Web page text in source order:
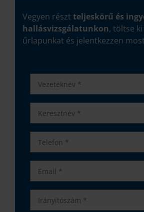
Vegyen részt teljeskörű és
hallásvizsgálatunkon, töltse
űrlapunkat és jelentkezzen